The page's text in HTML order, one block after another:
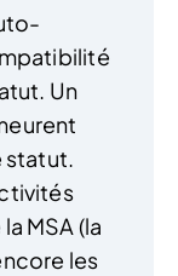
Un
statut.
MSA (la
les